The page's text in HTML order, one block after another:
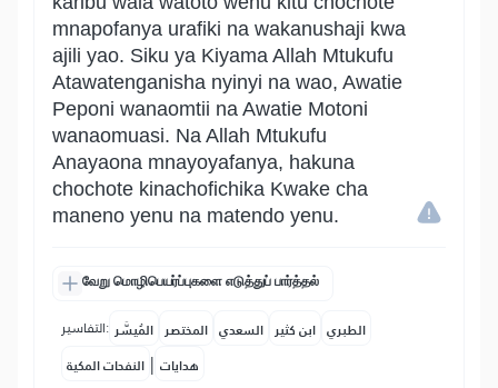
mnapofanya urafiki na wakanushaji kwa
ajili yao. Siku ya Kiyama Allah Mtukufu
Atawatenganisha nyinyi na wao, Awatie
Peponi wanaomtii na Awatie Motoni
wanaomuasi. Na Allah Mtukufu
Anayaona mnayoyafanya, hakuna
chochote kinachofichika Kwake cha
maneno yenu na matendo yenu.
வேறு மொழிபெயர்ப்புகளை எடுத்துப் பார்த்தல்
التفاسير: المُيسَّر المختصر السعدي ابن كثير الطبري
النفحات المكية | هدايات